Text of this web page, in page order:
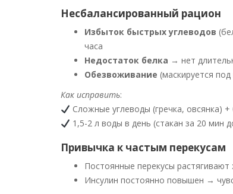
Несбалансированный рацион
Избыток быстрых углеводов
часа
Недостаток белка → нет
Обезвоживание (маскируется
Как исправить:
Сложные углеводы (гречка, овсянка)
1,5-2 л воды в день (стакан за 20 мин
Привычка к частым перекусам
Постоянные перекусы растягивают
Инсулин постоянно повышен →